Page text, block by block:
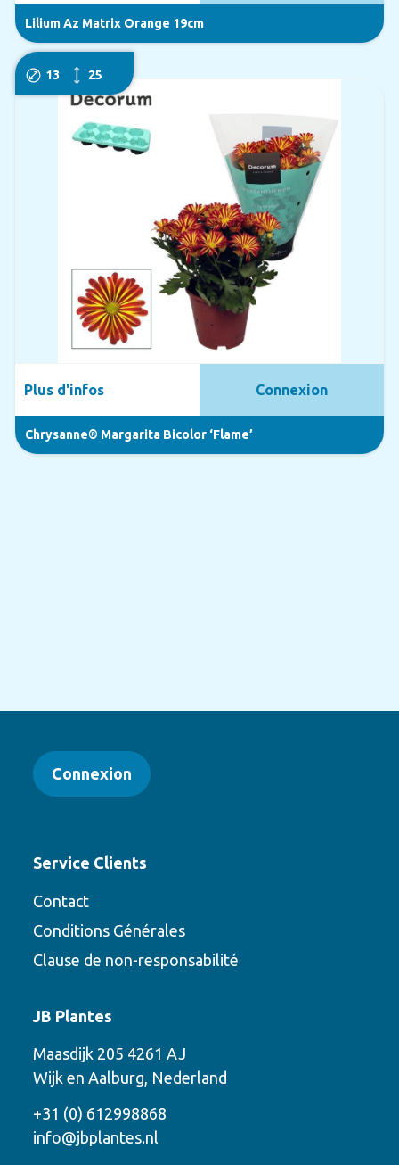
Lilium Az Matrix Orange 19cm
13 25
Chrysanne® Margarita Bicolor ‘Flame’
Plus d'infos Connexion
options suivantes
Connexion
Service Clients
Contact
Conditions Générales
Clause de non-responsabilité
JB Plantes
Maasdijk 205 4261 AJ
Wijk en Aalburg, Nederland
+31 (0) 612998868
info@jbplantes.nl